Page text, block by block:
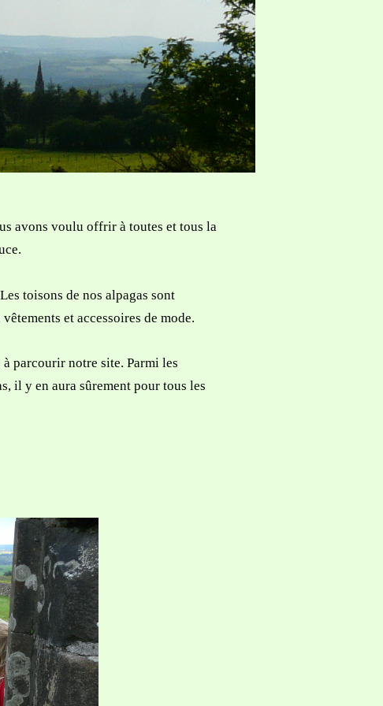
avons voulu offrir à toutes et tous la
toisons de nos alpagas sont
et accessoires de mode.
parcourir notre site. Parmi les
il y en aura sûrement pour tous les